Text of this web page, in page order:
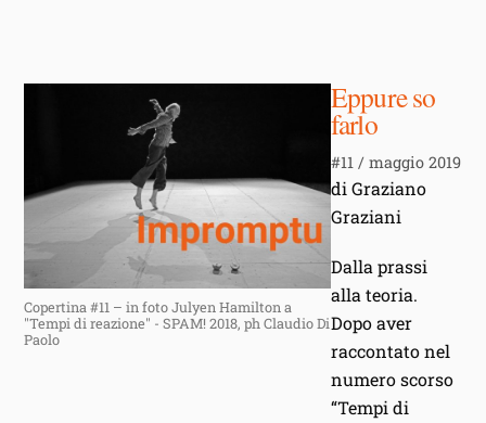
Copertina #11 – in foto Julyen Hamilton a
"Tempi di reazione" - SPAM! 2018, ph Claudio Di
Paolo
Eppure so
farlo
#11 / maggio 2019
di Graziano
Graziani
Dalla prassi
alla teoria.
Dopo aver
raccontato nel
numero scorso
“Tempi di